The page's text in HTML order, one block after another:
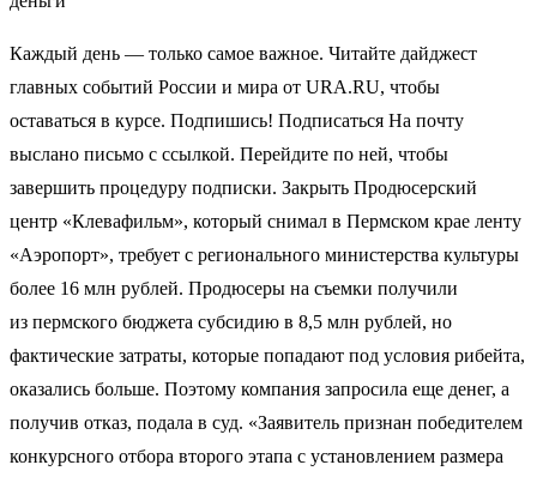
Каждый день — только самое важное. Читайте дайджест
главных событий России и мира от URA.RU, чтобы
оставаться в курсе. Подпишись! Подписаться На почту
выслано письмо с ссылкой. Перейдите по ней, чтобы
завершить процедуру подписки. Закрыть Продюсерский
центр «Клевафильм», который снимал в Пермском крае ленту
«Аэропорт», требует с регионального министерства культуры
более 16 млн рублей. Продюсеры на съемки получили
из пермского бюджета субсидию в 8,5 млн рублей, но
фактические затраты, которые попадают под условия рибейта,
оказались больше. Поэтому компания запросила еще денег, а
получив отказ, подала в суд. «Заявитель признан победителем
конкурсного отбора второго этапа с установлением размера